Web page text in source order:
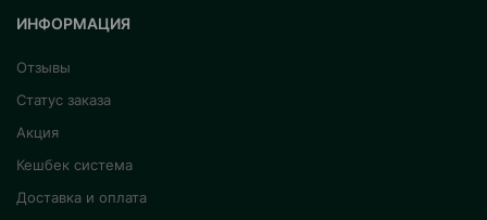
ИНФОРМАЦИЯ
Отзывы
Статус заказа
Акция
Кешбек система
Доставка и оплата